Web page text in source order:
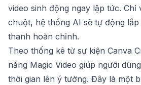
video sinh động ngay lập tức. Chỉ
chuột, hệ thống AI sẽ tự động
thanh hoàn chỉnh.
Theo thống kê từ sự kiện Canva
năng Magic Video giúp người
thời gian lên ý tưởng. Đây là một